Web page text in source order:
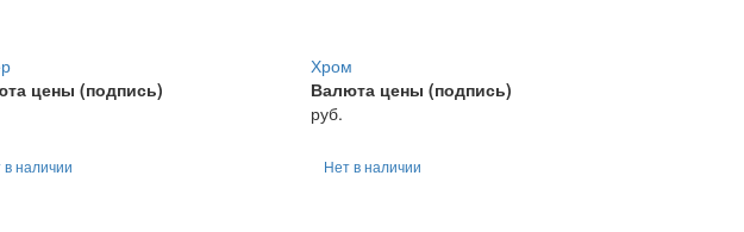
цены (подпись)
в наличии
Хром
Валюта цены (подпись)
руб.
Нет в наличии